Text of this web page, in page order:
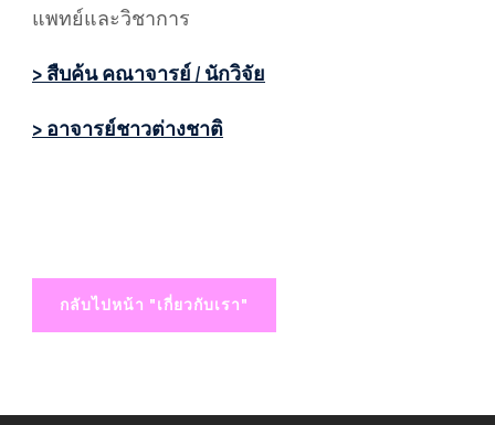
แพทย์และวิชาการ
> สืบค้น คณาจารย์ / นักวิจัย
> อาจารย์ชาวต่างชาติ
กลับไปหน้า "เกี่ยวกับเรา"